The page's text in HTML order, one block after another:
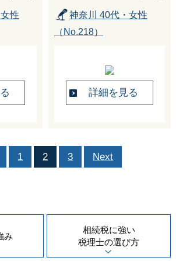
性
神奈川 40代・女性
（No.218）
詳細を見る
1 2 3 Next
み
相続税に強い
税理士の選び方